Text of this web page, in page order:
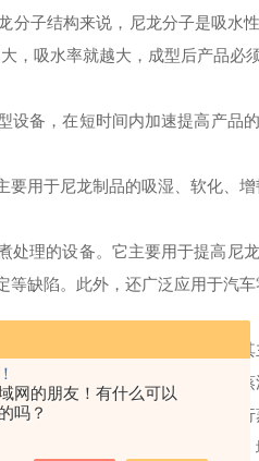
网的朋友！有什么可以
吗？
分子结构来说，尼龙分子是吸水
，吸水率就越大，成型后产品
设备，在短时间内加速提高产品
要用于尼龙制品的吸湿、软化、
处理的设备。它主要用于提高尼
缺陷。此外，还广泛应用于汽
重于对尼龙制品的特定处理。其
加热至沸腾，产生高温高压的蒸
，对放置在其中的尼龙制品进行
水分子渗透进入尼龙分子内部